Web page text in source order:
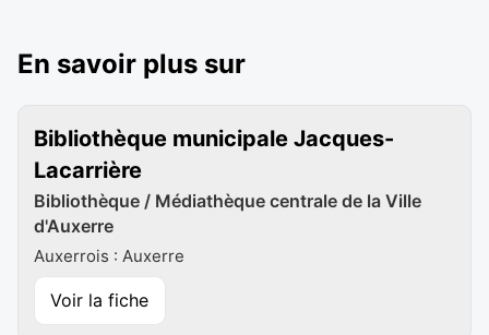
En savoir plus sur
Bibliothèque municipale Jacques-
Lacarrière
Bibliothèque / Médiathèque centrale de la Ville
d'Auxerre
Auxerrois : Auxerre
Voir la fiche